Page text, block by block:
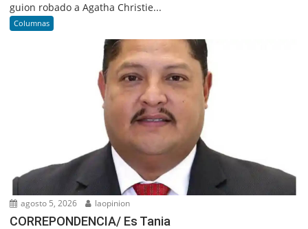
guion robado a Agatha Christie...
Columnas
agosto 5, 2026 laopinion
CORREPONDENCIA/ Es Tania